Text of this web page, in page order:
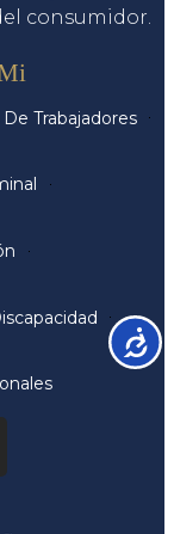
consumidor.
Trabajadores